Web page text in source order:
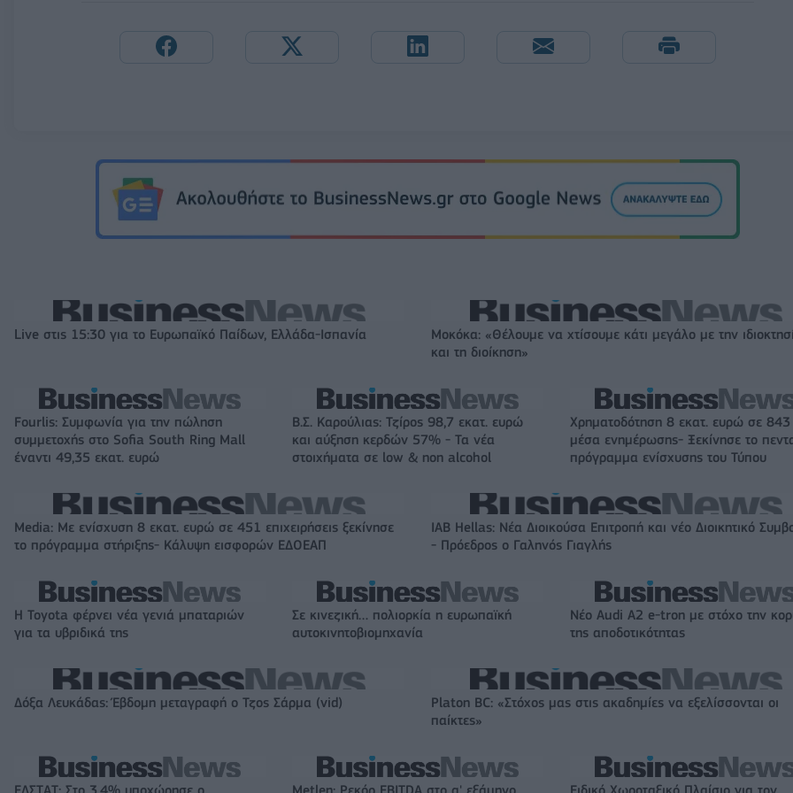
Live στις 15:30 για το Ευρωπαϊκό Παίδων, Ελλάδα-Ισπανία
Μοκόκα: «Θέλουμε να χτίσουμε κάτι μεγάλο με την
και τη διοίκηση»
Fourlis: Συμφωνία για την πώληση
συμμετοχής στο Sofia South Ring Mall
έναντι 49,35 εκατ. ευρώ
Β.Σ. Καρούλιας: Τζίρος 98,7 εκατ. ευρώ
και αύξηση κερδών 57% - Τα νέα
στοιχήματα σε low & non alcohol
Χρηματοδότηση 8 εκατ. ευρώ σε 843
μέσα ενημέρωσης- Ξεκίνησε το
πρόγραμμα ενίσχυσης του Τύπου
Media: Με ενίσχυση 8 εκατ. ευρώ σε 451 επιχειρήσεις ξεκίνησε
το πρόγραμμα στήριξης- Κάλυψη εισφορών ΕΔΟΕΑΠ
IAB Hellas: Νέα Διοικούσα Επιτροπή και νέο Διοικητικό
- Πρόεδρος ο Γαληνός Γιαγλής
Η Toyota φέρνει νέα γενιά μπαταριών
για τα υβριδικά της
Σε κινεζική… πολιορκία η ευρωπαϊκή
αυτοκινητοβιομηχανία
Νέο Audi A2 e-tron με στόχο την
της αποδοτικότητας
Δόξα Λευκάδας: Έβδομη μεταγραφή ο Τζος Σάρμα (vid)
Platon BC: «Στόχος μας στις ακαδημίες να εξελίσσονται οι
παίκτες»